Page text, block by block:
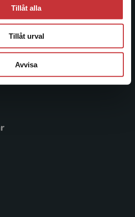
Tillåt alla
Tillåt urval
Avvisa